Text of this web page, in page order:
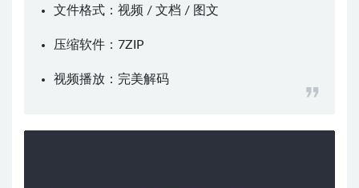
文件格式：视频 / 文档 / 图文
压缩软件： 7ZIP
视频播放： 完美解码